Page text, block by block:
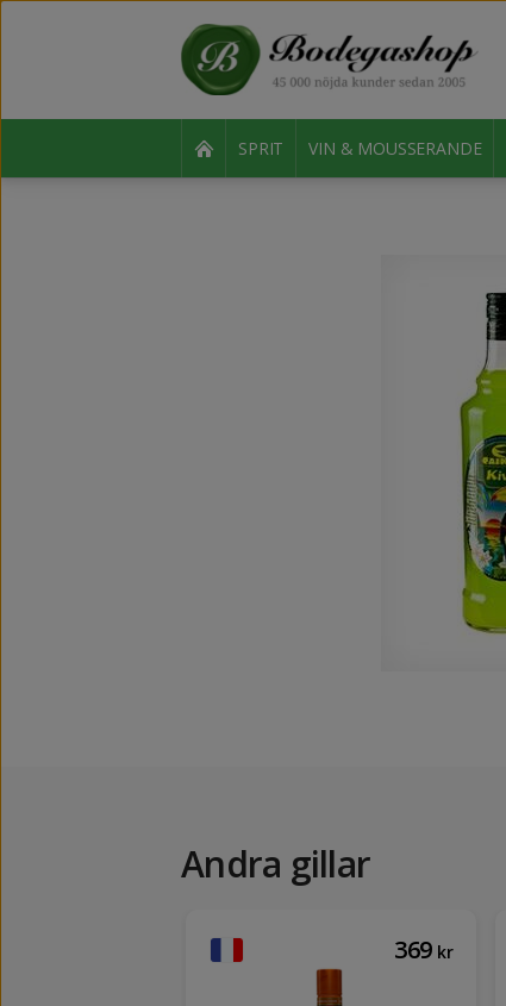
SPRIT VIN & MOUSSERANDE
Andra gillar
369 kr